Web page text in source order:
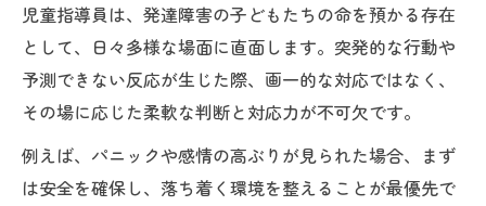
児童指導員は、発達障害の子どもたちの命を預かる存在
として、日々多様な場面に直面します。突発的な行動や
予測できない反応が生じた際、画一的な対応ではなく、
その場に応じた柔軟な判断と対応力が不可欠です。
例えば、パニックや感情の高ぶりが見られた場合、まず
は安全を確保し、落ち着く環境を整えることが最優先で